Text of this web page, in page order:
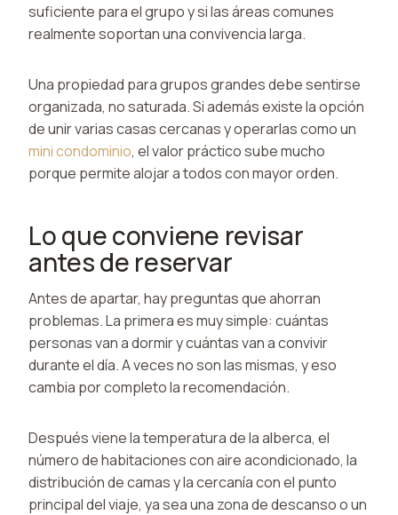
suficiente para el grupo y si las áreas comunes
realmente soportan una convivencia larga.
Una propiedad para grupos grandes debe sentirse
organizada, no saturada. Si además existe la opción
de unir varias casas cercanas y operarlas como un
mini condominio, el valor práctico sube mucho
porque permite alojar a todos con mayor orden.
Lo que conviene revisar
antes de reservar
Antes de apartar, hay preguntas que ahorran
problemas. La primera es muy simple: cuántas
personas van a dormir y cuántas van a convivir
durante el día. A veces no son las mismas, y eso
cambia por completo la recomendación.
Después viene la temperatura de la alberca, el
número de habitaciones con aire acondicionado, la
distribución de camas y la cercanía con el punto
principal del viaje, ya sea una zona de descanso o un